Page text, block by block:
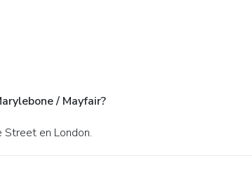
/ Mayfair?
Street en London.